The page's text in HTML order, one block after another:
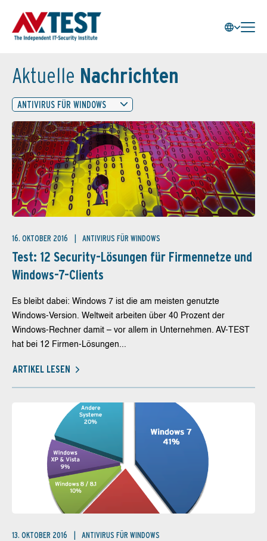
Aktuelle Nachrichten
ANTIVIRUS FÜR WINDOWS
16. OKTOBER 2016 ANTIVIRUS FÜR WINDOWS
Test: 12 Security-Lösungen für Firmennetze und
Windows-7-Clients
Es bleibt dabei: Windows 7 ist die am meisten genutzte
Windows-Version. Weltweit arbeiten über 40 Prozent der
Windows-Rechner damit – vor allem in Unternehmen. AV-TEST
hat bei 12 Firmen-Lösungen...
ARTIKEL LESEN
13. OKTOBER 2016 ANTIVIRUS FÜR WINDOWS